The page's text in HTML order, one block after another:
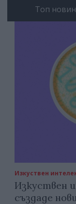
Топ
Изкуствен
Изкуствен
създаде